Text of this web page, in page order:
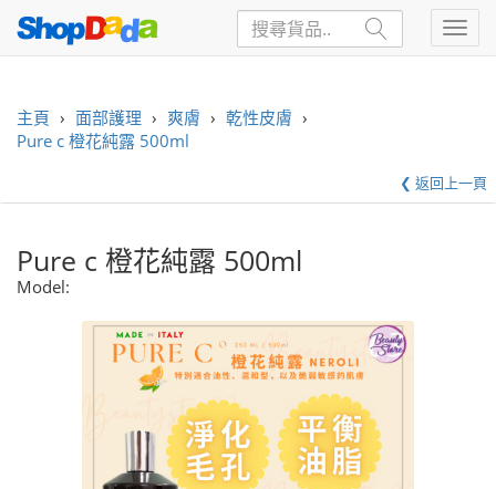
主頁 › 面部護理 › 爽膚 › 乾性皮膚 ›
Pure c 橙花純露 500ml
❮ 返回上一頁
Pure c 橙花純露 500ml
Model: